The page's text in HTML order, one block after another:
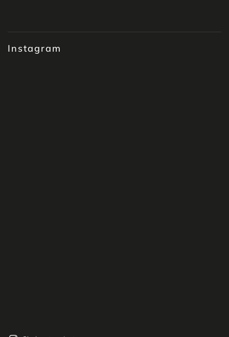
Instagram